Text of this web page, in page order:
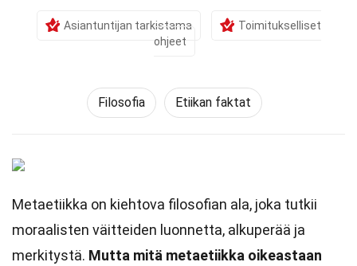
Asiantuntijan tarkistama
Toimitukselliset
ohjeet
Filosofia Etiikan faktat
Metaetiikka on kiehtova filosofian ala, joka tutkii
moraalisten väitteiden luonnetta, alkuperää ja
merkitystä. Mutta mitä metaetiikka oikeastaan